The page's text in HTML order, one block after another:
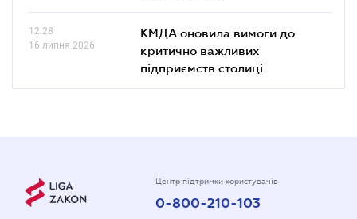
12.28
16 липня 2026
КМДА оновила вимоги до
критично важливих
підприємств столиці
Центр підтримки користувачів
0-800-210-103